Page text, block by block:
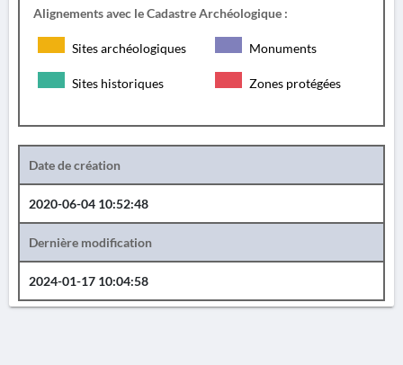
Alignements avec le Cadastre Archéologique :
Sites archéologiques Monuments
Sites historiques Zones protégées
Date de création
2020-06-04 10:52:48
Dernière modification
2024-01-17 10:04:58